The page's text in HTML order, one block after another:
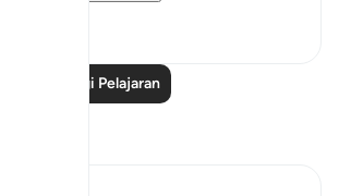
Baca Lagi Pelajaran